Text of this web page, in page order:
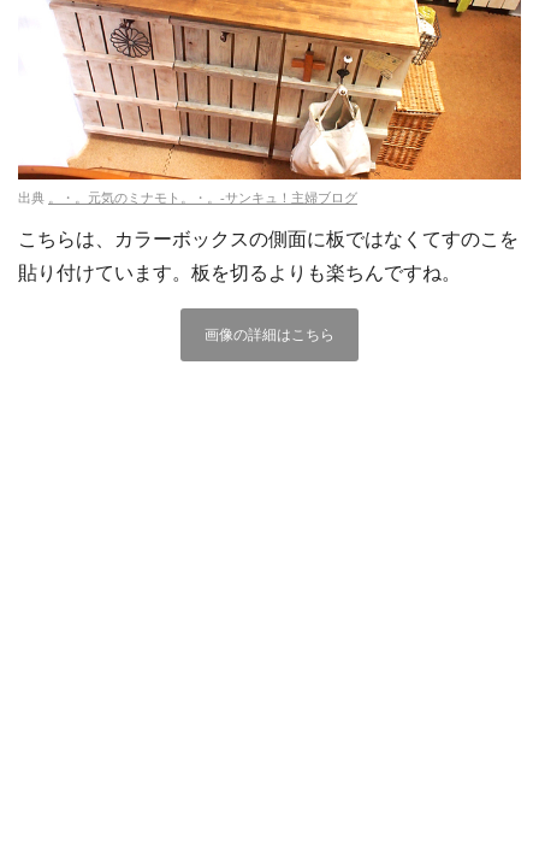
出典 。・。元気のミナモト。・。‐サンキュ！主婦ブログ
こちらは、カラーボックスの側面に板ではなくてすのこを
貼り付けています。板を切るよりも楽ちんですね。
画像の詳細はこちら